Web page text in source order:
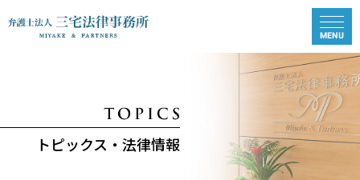
トピックス・法律情報